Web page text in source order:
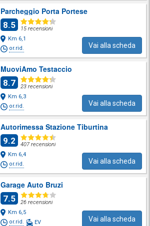
Parcheggio Porta Portese
8.5
15 recensioni
Km 6,1
or.rid.
Vai alla scheda
MuoviAmo Testaccio
8.7
23 recensioni
Km 6,3
or.rid.
Vai alla scheda
Autorimessa Stazione Tiburtina
9.2
407 recensioni
Km 6,4
or.rid.
Vai alla scheda
Garage Auto Bruzi
7.5
26 recensioni
Km 6,5
or.rid.
EV Vai alla scheda